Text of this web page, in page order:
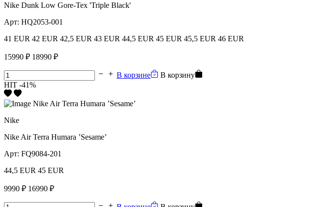
Nike Dunk Low Gore-Tex 'Triple Black'
Арт: HQ2053-001
41 EUR 42 EUR 42,5 EUR 43 EUR 44,5 EUR 45 EUR 45,5 EUR 46 EUR
15990 ₽ 18990 ₽
В корзине
В корзину
HIT -41%
Nike
Nike Air Terra Humara ’Sesame’
Арт: FQ9084-201
44,5 EUR 45 EUR
9990 ₽ 16990 ₽